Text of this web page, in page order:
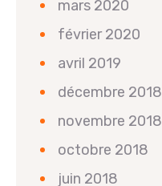
mars 2020
février 2020
avril 2019
décembre 2018
novembre 2018
octobre 2018
juin 2018